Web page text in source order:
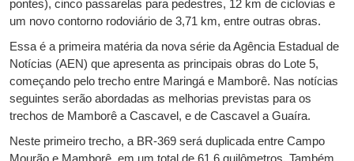
pontes), cinco passarelas para pedestres, 12 km de ciclovias e
um novo contorno rodoviário de 3,71 km, entre outras obras.
Essa é a primeira matéria da nova série da Agência Estadual de
Notícias (AEN) que apresenta as principais obras do Lote 5,
começando pelo trecho entre Maringá e Mamborê. Nas notícias
seguintes serão abordadas as melhorias previstas para os
trechos de Mamborê a Cascavel, e de Cascavel a Guaíra.
Neste primeiro trecho, a BR-369 será duplicada entre Campo
Mourão e Mamborê, em um total de 61,6 quilômetros. Também